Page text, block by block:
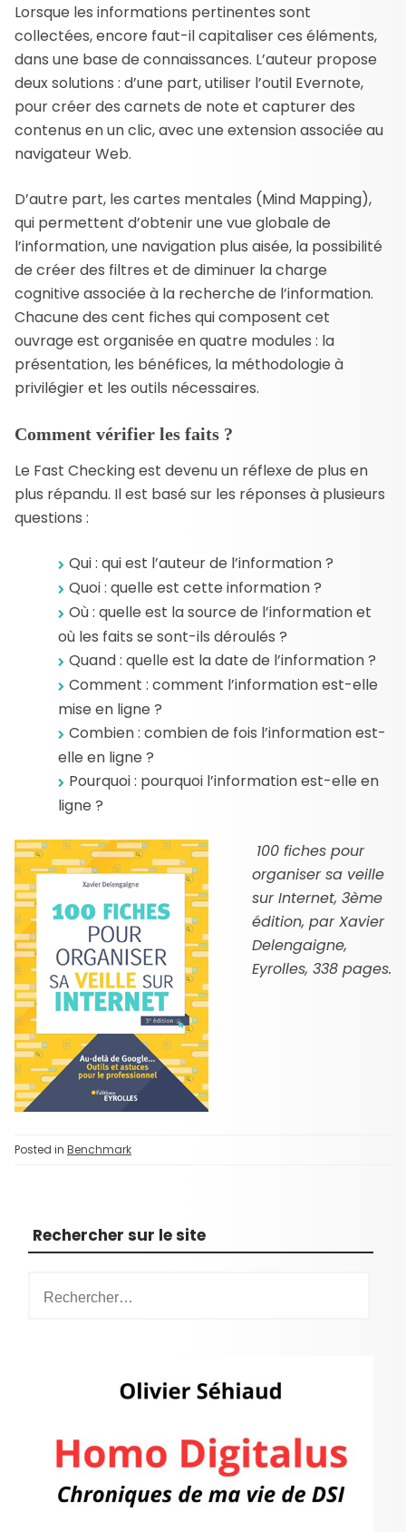
Lorsque les informations pertinentes sont
collectées, encore faut-il capitaliser ces éléments,
dans une base de connaissances. L’auteur propose
deux solutions : d’une part, utiliser l’outil Evernote,
pour créer des carnets de note et capturer des
contenus en un clic, avec une extension associée au
navigateur Web.
D’autre part, les cartes mentales (Mind Mapping),
qui permettent d’obtenir une vue globale de
l’information, une navigation plus aisée, la possibilité
de créer des filtres et de diminuer la charge
cognitive associée à la recherche de l’information.
Chacune des cent fiches qui composent cet
ouvrage est organisée en quatre modules : la
présentation, les bénéfices, la méthodologie à
privilégier et les outils nécessaires.
Comment vérifier les faits ?
Le Fast Checking est devenu un réflexe de plus en
plus répandu. Il est basé sur les réponses à plusieurs
questions :
Qui : qui est l’auteur de l’information ?
Quoi : quelle est cette information ?
Où : quelle est la source de l’information et
où les faits se sont-ils déroulés ?
Quand : quelle est la date de l’information ?
Comment : comment l’information est-elle
mise en ligne ?
Combien : combien de fois l’information est-
elle en ligne ?
Pourquoi : pourquoi l’information est-elle en
ligne ?
100 fiches pour
organiser sa veille
sur Internet, 3ème
édition, par Xavier
Delengaigne,
Eyrolles, 338 pages.
Posted in Benchmark
Rechercher sur le site